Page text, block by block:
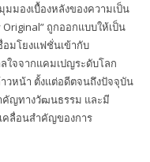
มองเบื้องหลังของความเป็น
มโยงแฟชั่นเข้ากับ
ใจจากแคมเปญระดับโลก
วหน้า ตั้งแต่อดีตจนถึงปัจจุบัน
คัญทางวัฒนธรรม และมี
คลื่อนสำคัญของการ